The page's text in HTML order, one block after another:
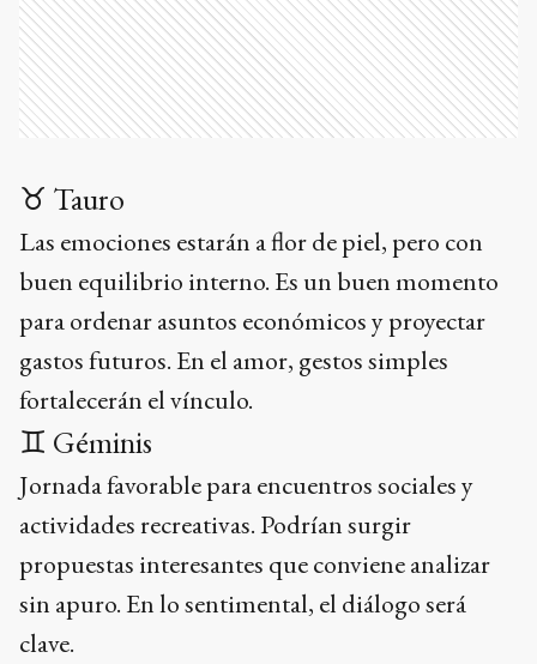
♉ Tauro
Las emociones estarán a flor de piel, pero con
buen equilibrio interno. Es un buen momento
para ordenar asuntos económicos y proyectar
gastos futuros. En el amor, gestos simples
fortalecerán el vínculo.
♊ Géminis
Jornada favorable para encuentros sociales y
actividades recreativas. Podrían surgir
propuestas interesantes que conviene analizar
sin apuro. En lo sentimental, el diálogo será
clave.